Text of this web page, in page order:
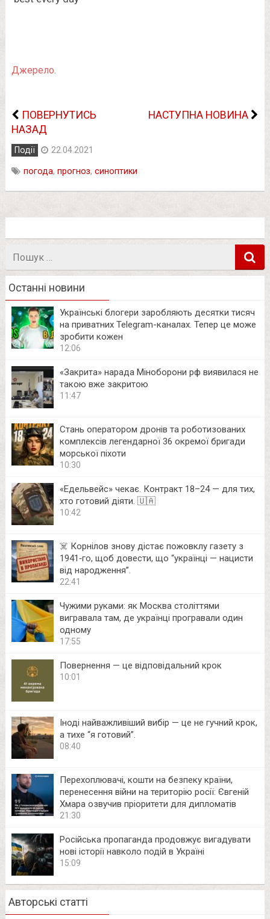
Джерело.
ПОВЕРНУТИСЬ
НАЗАД
НАСТУПНА НОВИНА
Події 22.04.2021
погода, прогноз, синоптики
Останні новини
Українські блогери заробляють десятки тисяч
на приватних Telegram-каналах. Тепер це може
зробити кожен
12:06
«Закрита» нарада Міноборони рф виявилася не
такою вже закритою
11:47
Стань оператором дронів та роботизованих
комплексів легендарної 36 окремої бригади
морської піхоти
10:30
«Едельвейс» чекає. Контракт 18–24 — для тих,
хто готовий діяти. 🇺🇦
10:42
☠️ Корнілов знову дістає пожовклу газету з
1941‑го, щоб довести, що “українці — нацисти
від народження”.
22:41
Чужими руками: як Москва століттями
вигравала там, де українці програвали один
одному
17:55
Повернення — це відповідальний крок
10:01
Іноді найважливіший вибір — це не гучний крок,
а тихе “я готовий”.
08:40
Перехоплювачі, кошти на безпеку країни,
перенесення війни на територію росії: Євгеній
Хмара озвучив пріоритети для дипломатів
21:30
Російська пропаганда продовжує вигадувати
нові історії навколо подій в Україні
15:09
Авторські статті